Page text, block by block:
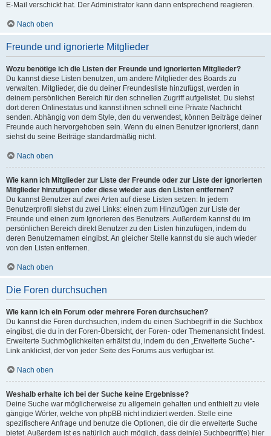
E-Mail verschickt hat. Der Administrator kann dann entsprechend reagieren.
Nach oben
Freunde und ignorierte Mitglieder
Wozu benötige ich die Listen der Freunde und ignorierten Mitglieder?
Du kannst diese Listen benutzen, um andere Mitglieder des Boards zu
verwalten. Mitglieder, die du deiner Freundesliste hinzufügst, werden in
deinem persönlichen Bereich für den schnellen Zugriff aufgelistet. Du siehst
dort deren Onlinestatus und kannst ihnen schnell eine Private Nachricht
senden. Abhängig von dem Style, den du verwendest, können Beiträge deiner
Freunde auch hervorgehoben sein. Wenn du einen Benutzer ignorierst, dann
siehst du seine Beiträge standardmäßig nicht.
Nach oben
Wie kann ich Mitglieder zur Liste der Freunde oder zur Liste der ignorierten
Mitglieder hinzufügen oder diese wieder aus den Listen entfernen?
Du kannst Benutzer auf zwei Arten auf diese Listen setzen: In jedem
Benutzerprofil siehst du zwei Links: einen zum Hinzufügen zur Liste der
Freunde und einen zum Ignorieren des Benutzers. Außerdem kannst du im
persönlichen Bereich direkt Benutzer zu den Listen hinzufügen, indem du
deren Benutzernamen eingibst. An gleicher Stelle kannst du sie auch wieder
von den Listen entfernen.
Nach oben
Die Foren durchsuchen
Wie kann ich ein Forum oder mehrere Foren durchsuchen?
Du kannst die Foren durchsuchen, indem du einen Suchbegriff in die Suchbox
eingibst, die du in der Foren-Übersicht, der Foren- oder Themenansicht findest.
Erweiterte Suchmöglichkeiten erhältst du, indem du den „Erweiterte Suche“-
Link anklickst, der von jeder Seite des Forums aus verfügbar ist.
Nach oben
Weshalb erhalte ich bei der Suche keine Ergebnisse?
Deine Suche war möglicherweise zu allgemein gehalten und enthielt zu viele
gängige Wörter, welche von phpBB nicht indiziert werden. Stelle eine
spezifischere Anfrage und benutze die Optionen, die dir die erweiterte Suche
bietet. Außerdem ist es natürlich auch möglich, dass dein(e) Suchbegriff(e) hier